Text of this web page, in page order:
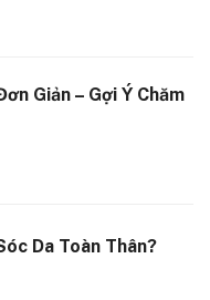
Giản – Gợi Ý Chăm
Da Toàn Thân?